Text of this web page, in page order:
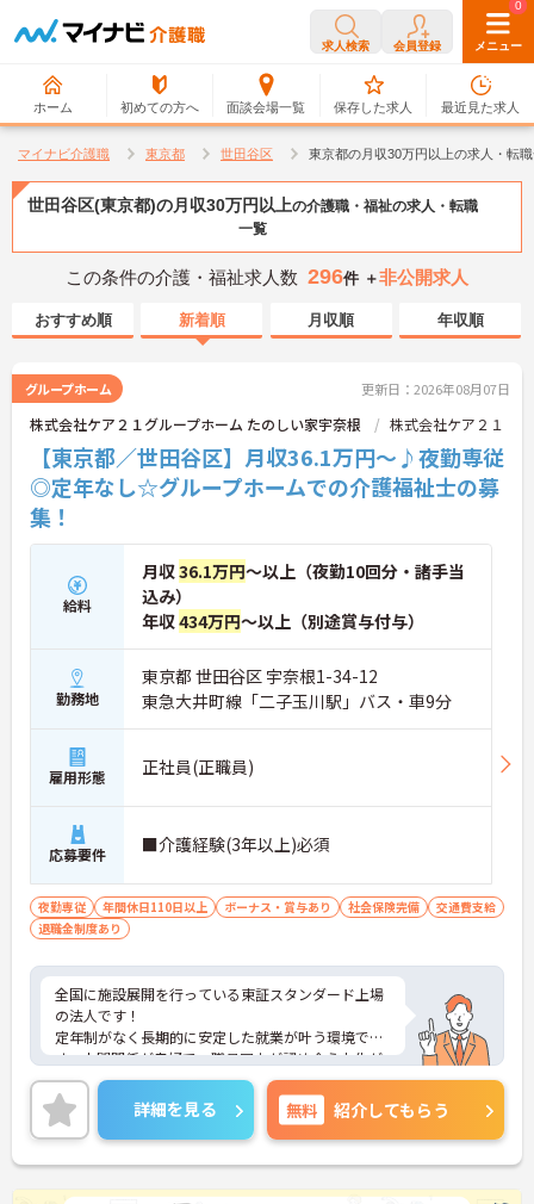
求人検索 会員登録 メニュー
ホーム 初めての方へ 面談会場一覧
0
保存した求人
0
最近見た求人
マイナビ介護職 東京都 世田谷区 東京都の月収30万円以上の求人・転
世田谷区(東京都)の月収30万円以上の介護職・福祉の求人・転職
一覧
この条件の介護・福祉求人数 296件 ＋非公開求人
おすすめ順 新着順 月収順 年収順
グループホーム 更新日：2026年08月07日
株式会社ケア２１グループホーム たのしい家宇奈根 株式会社ケア２１
【東京都／世田谷区】月収36.1万円～♪夜勤専従
◎定年なし☆グループホームでの介護福祉士の募
集！
給料
月収36.1万円～以上（夜勤10回分・諸手当
込み）
年収434万円～以上（別途賞与付与）
勤務地
東京都 世田谷区 宇奈根1-34-12
東急大井町線「二子玉川駅」バス・車9分
雇用形態 正社員(正職員)
応募要件 ■介護経験(3年以上)必須
夜勤専従 年間休日110日以上 ボーナス・賞与あり 社会保険完備
交通費支給
退職金制度あり
全国に施設展開を行っている東証スタンダード上場
の法人です！
定年制がなく長期的に安定した就業が叶う環境で
す。人間関係が良好で、職員同士が認め合う文化が
根付いています。
ご興味のある方には、面接対策ポイントなど、さら
に詳細をご案内しますのでお気軽にご相談くださ
い！
詳細を見る 無料 紹介してもらう